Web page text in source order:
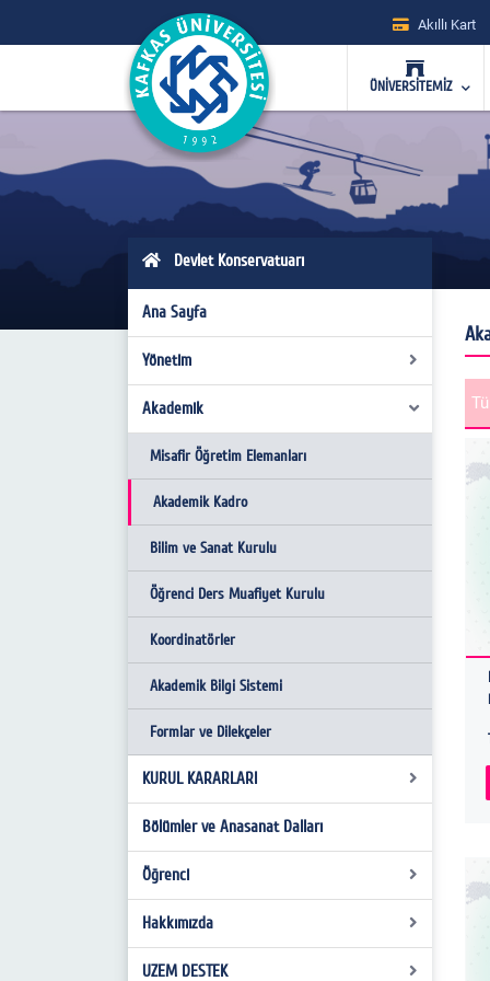
Akıllı Kart
ÜNİVERSİTEMİZ
Devlet Konservatuarı
Ana Sayfa
Yönetim
Yönetim
Yönetim Kurulu
Konservatuvar Kurulu
İdari Personel
Akademik
Misafir Öğretim Elemanları
Akademik Kadro
Bilim ve Sanat Kurulu
Öğrenci Ders Muafiyet Kurulu
Koordinatörler
Akademik Bilgi Sistemi
Formlar ve Dilekçeler
KURUL KARARLARI
Konservatuvar Yönetim Kurul Kararları
Konservatuvar Kurul Kararları
Bölümler ve Anasanat Dalları
Öğrenci
Öğrenci Bilgi Sistemi
Kütüphane
Hakkımızda
Tarihçe
UZEM DESTEK
U
y
l
n